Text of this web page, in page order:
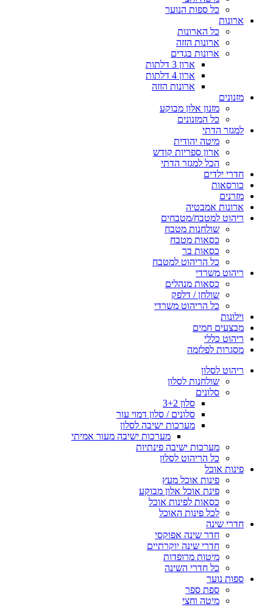
כל ספות הנוער
ארונות
כל הארונות
ארונות הזזה
ארונות בגדים
ארון 3 דלתות
ארון 4 דלתות
ארונות הזזה
מזנונים
מזנון אלון מבוקע
כל המזנונים
למגזר הדתי
מיטה יהודית
ארון ספריות קודש
הכל למגזר הדתי
חדרי ילדים
כורסאות
מזרנים
ארונות אמבטיה
ריהוט למטבח/מטבחים
שולחנות מטבח
כסאות מטבח
כסאות בר
כל הריהוט למטבח
ריהוט משרדי
כסאות מנהלים
שולחן / דלפק
כל הריהוט משרדי
וילונות
מבצעים חמים
ריהוט כללי
מסגרות לפלזמה
ריהוט לסלון
שולחנות לסלון
סלונים
סלון 3+2
סלונים / סלון דמוי עור
מערכות ישיבה לסלון
מערכות ישיבה מעור אמיתי
מערכות ישיבה פינתיות
כל הריהוט לסלון
פינות אוכל
פינות אוכל מעץ
פינת אוכל אלון מבוקע
כסאות לפינות אוכל
לכל פינות האוכל
חדרי שינה
חדר שינה אפוקסי
חדרי שינה יוקרתיים
מיטות מרופדות
כל חדרי השינה
ספות נוער
ספת ספר
מיטה וחצי